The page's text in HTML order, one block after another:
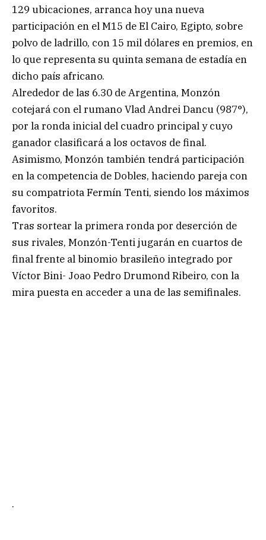
129 ubicaciones, arranca hoy una nueva
participación en el M15 de El Cairo, Egipto, sobre
polvo de ladrillo, con 15 mil dólares en premios, en
lo que representa su quinta semana de estadía en
dicho país africano.
Alrededor de las 6.30 de Argentina, Monzón
cotejará con el rumano Vlad Andrei Dancu (987°),
por la ronda inicial del cuadro principal y cuyo
ganador clasificará a los octavos de final.
Asimismo, Monzón también tendrá participación
en la competencia de Dobles, haciendo pareja con
su compatriota Fermín Tenti, siendo los máximos
favoritos.
Tras sortear la primera ronda por deserción de
sus rivales, Monzón-Tenti jugarán en cuartos de
final frente al binomio brasileño integrado por
Víctor Bini- Joao Pedro Drumond Ribeiro, con la
mira puesta en acceder a una de las semifinales.
.